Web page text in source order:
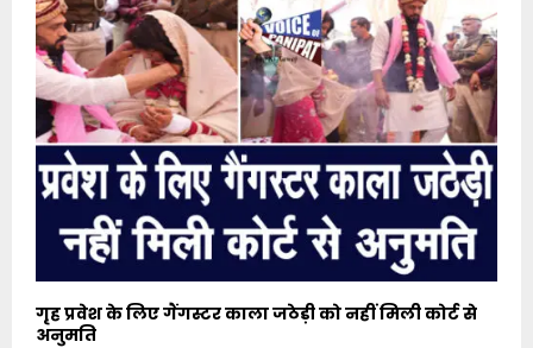
गृह प्रवेश के लिए गैंगस्टर काला जठेड़ी को नहीं मिली कोर्ट से
अनुमति